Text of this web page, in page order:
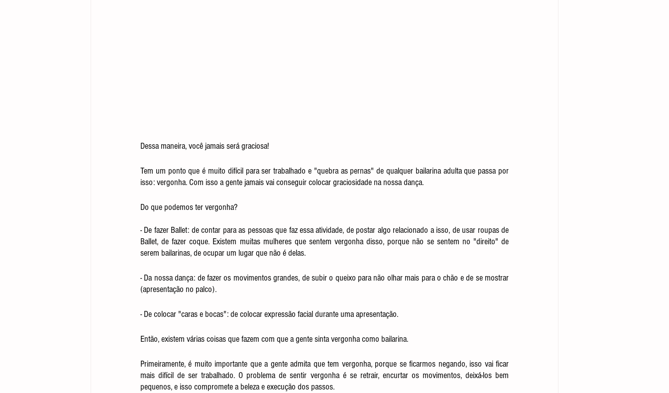
Dessa maneira, você jamais será graciosa!
Tem um ponto que é muito difícil para ser trabalhado e "quebra as pernas" de qualquer bailarina adulta que passa por
isso: vergonha. Com isso a gente jamais vai conseguir colocar graciosidade na nossa dança.
Do que podemos ter vergonha?
- De fazer Ballet: de contar para as pessoas que faz essa atividade, de postar algo relacionado a isso, de usar roupas de
Ballet, de fazer coque. Existem muitas mulheres que sentem vergonha disso, porque não se sentem no "direito" de
serem bailarinas, de ocupar um lugar que não é delas.
- Da nossa dança: de fazer os movimentos grandes, de subir o queixo para não olhar mais para o chão e de se mostrar
(apresentação no palco).
- De colocar "caras e bocas": de colocar expressão facial durante uma apresentação.
Então, existem várias coisas que fazem com que a gente sinta vergonha como bailarina.
Primeiramente, é muito importante que a gente admita que tem vergonha, porque se ficarmos negando, isso vai ficar
mais difícil de ser trabalhado. O problema de sentir vergonha é se retrair, encurtar os movimentos, deixá-los bem
pequenos, e isso compromete a beleza e execução dos passos.